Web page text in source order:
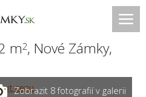
m2, Nové Zámky,
cenu
Zobrazit 8 fotografií v galerii